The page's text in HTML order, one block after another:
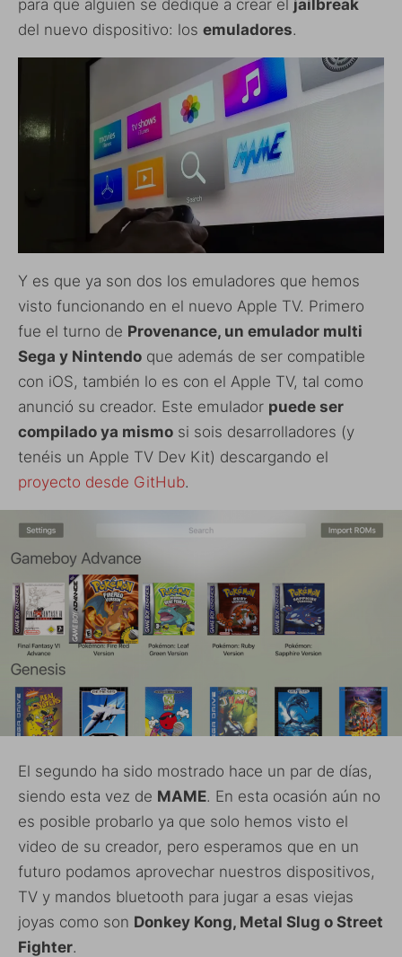
para que alguien se dedique a crear el jailbreak
del nuevo dispositivo: los emuladores.
Y es que ya son dos los emuladores que hemos
visto funcionando en el nuevo Apple TV. Primero
fue el turno de Provenance, un emulador multi
Sega y Nintendo que además de ser compatible
con iOS, también lo es con el Apple TV, tal como
anunció su creador. Este emulador puede ser
compilado ya mismo si sois desarrolladores (y
tenéis un Apple TV Dev Kit) descargando el
proyecto desde GitHub.
El segundo ha sido mostrado hace un par de días,
siendo esta vez de MAME. En esta ocasión aún no
es posible probarlo ya que solo hemos visto el
video de su creador, pero esperamos que en un
futuro podamos aprovechar nuestros dispositivos,
TV y mandos bluetooth para jugar a esas viejas
joyas como son Donkey Kong, Metal Slug o Street
Fighter.